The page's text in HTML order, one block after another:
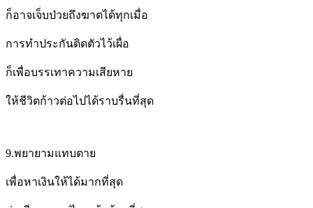
ก็อาจเจ็บป่วยถึงฆาตได้ทุกเมื่อ
การทำประกันติดตัวไว้เผื่อ
ก็เพื่อบรรเทาความเสียหาย
ให้ชีวิตก้าวต่อไปได้ราบรื่นที่สุด
9.พยายามแทบตาย
เพื่อหาเงินให้ได้มากที่สุด